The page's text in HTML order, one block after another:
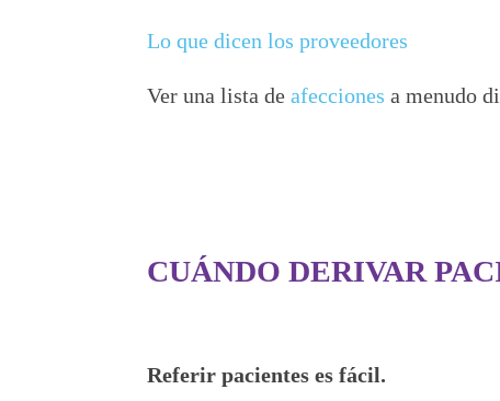
Lo que dicen los proveedores
Ver una lista deafecciones a menudo
CUÁNDO DERIVAR
Referir pacientes es fácil.